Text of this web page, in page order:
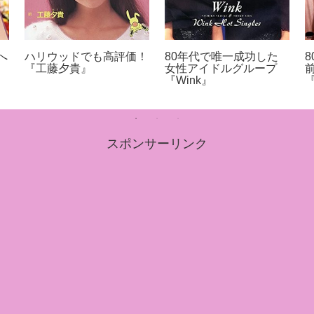
ハリウッドでも高評価！
『工藤夕貴』
80年代で唯一成功した
女性アイドルグループ
『Wink』
スポンサーリンク